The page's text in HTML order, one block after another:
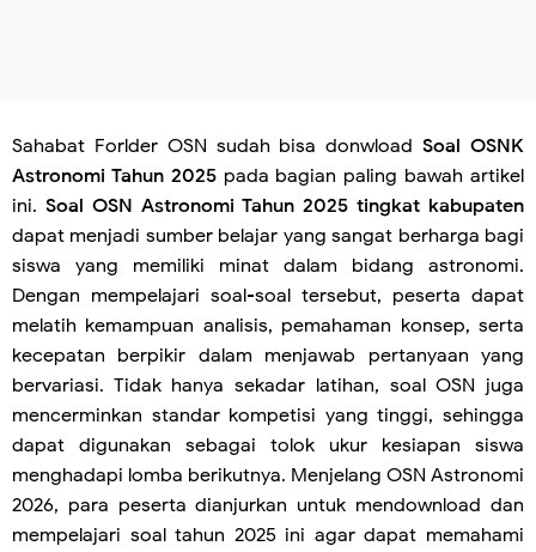
Sahabat Forlder OSN sudah bisa donwloadSoal OSNK
Astronomi Tahun 2025pada bagian paling bawah artikel
ini. Soal OSN Astronomi Tahun 2025 tingkat kabupaten
dapat menjadi sumber belajar yang sangat berharga bagi
siswa yang memiliki minat dalam bidang astronomi.
Dengan mempelajari soal-soal tersebut, peserta dapat
melatih kemampuan analisis, pemahaman konsep, serta
kecepatan berpikir dalam menjawab pertanyaan yang
bervariasi. Tidak hanya sekadar latihan, soal OSN juga
mencerminkan standar kompetisi yang tinggi, sehingga
dapat digunakan sebagai tolok ukur kesiapan siswa
menghadapi lomba berikutnya. Menjelang OSN Astronomi
2026, para peserta dianjurkan untuk mendownload dan
mempelajari soal tahun 2025 ini agar dapat memahami